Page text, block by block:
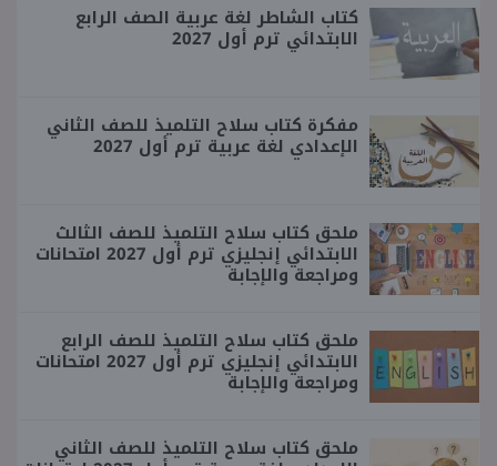
كتاب الشاطر لغة عربية الصف الرابع
الابتدائي ترم أول 2027
مفكرة كتاب سلاح التلميذ للصف الثاني
الإعدادي لغة عربية ترم أول 2027
ملحق كتاب سلاح التلميذ للصف الثالث
الابتدائي إنجليزي ترم أول 2027 امتحانات
ومراجعة والإجابة
ملحق كتاب سلاح التلميذ للصف الرابع
الابتدائي إنجليزي ترم أول 2027 امتحانات
ومراجعة والإجابة
ملحق كتاب سلاح التلميذ للصف الثاني